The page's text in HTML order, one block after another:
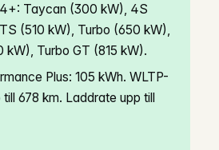
Taycan (300 kW), 4S
(510 kW), Turbo (650 kW),
kW), Turbo GT (815 kW).
Plus: 105 kWh. WLTP-
678 km. Laddrate upp till